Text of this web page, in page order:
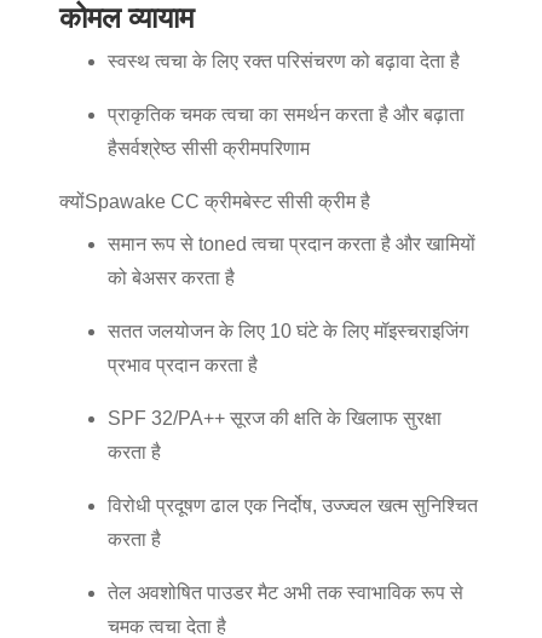
कोमल व्यायाम
स्वस्थ त्वचा के लिए रक्त परिसंचरण को बढ़ावा देता है
प्राकृतिक चमक त्वचा का समर्थन करता है और बढ़ाता
हैसर्वश्रेष्ठ सीसी क्रीमपरिणाम
क्योंSpawake CC क्रीमबेस्ट सीसी क्रीम है
समान रूप से toned त्वचा प्रदान करता है और खामियों
को बेअसर करता है
सतत जलयोजन के लिए 10 घंटे के लिए मॉइस्चराइजिंग
प्रभाव प्रदान करता है
SPF 32/PA++ सूरज की क्षति के खिलाफ सुरक्षा
करता है
विरोधी प्रदूषण ढाल एक निर्दोष, उज्ज्वल खत्म सुनिश्चित
करता है
तेल अवशोषित पाउडर मैट अभी तक स्वाभाविक रूप से
चमक त्वचा देता है